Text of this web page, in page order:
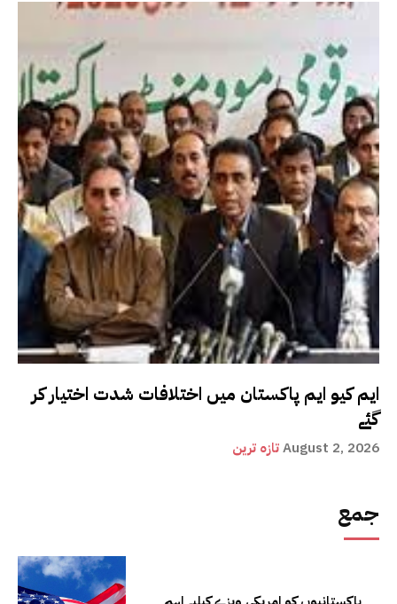
ایم کیو ایم پاکستان میں اختلافات شدت اختیار کر
گئے
تازہ ترینAugust 2, 2026
جمع